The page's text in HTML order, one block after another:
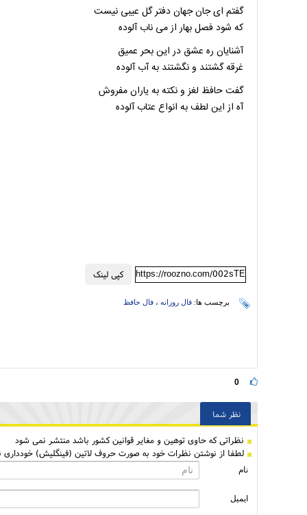
گفتم ای جان جهان دفتر گل عیبی نیست
که شود فصل بهار از می ناب آلوده
آشنایان ره عشق در این بحر عمیق
غرقه گشتند و نگشتند به آب آلوده
گفت حافظ لغز و نکته به یاران مفروش
آه از این لطف به انواع عتاب آلوده
کپی لینک https://roozno.com/002sTE
برچسب ها: فال روزانه ، فال حافظ
0
نظر شما
نظراتی كه حاوی توهین و مغایر قوانین کشور باشد منتشر نمی شود
لطفا از نوشتن نظرات خود به صورت حروف لاتین (فینگلیش) خودداری
نام
ایمیل